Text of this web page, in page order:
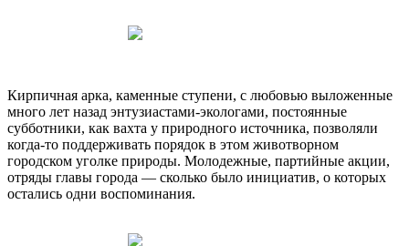
Кирпичная арка, каменные ступени, с любовью выложенные
много лет назад энтузиастами-экологами, постоянные
субботники, как вахта у природного источника, позволяли
когда‑то поддерживать порядок в этом животворном
городском уголке природы. Молодежные, партийные акции,
отряды главы города — сколько было инициатив, о которых
остались одни воспоминания.